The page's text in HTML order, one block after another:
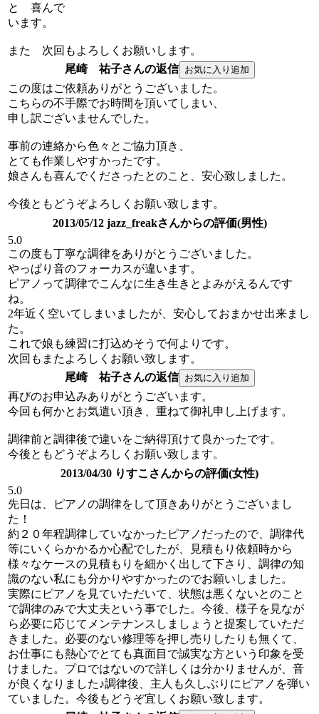
と 喜んで
います。
また 次回もよろしくお願いします。
尾崎 祐子さんの返信
この度はご依頼ありがとうございました。
こちらの不手際でお時間を頂いてしまい、
申し訳ございませんでした。
事前の連絡から色々とご協力頂き、
とても作業しやすかったです。
娘さんも喜んでくださったとのこと、安心致しました。
今後ともどうぞよろしくお願い致します。
2013/05/12 jazz_freakさんからの評価(男性)
5.0
この度も丁寧な調律をありがとうございました。
やっぱり音のフォーカスが違います。
ピアノって調律でこんなに生き生きとよみがえるんです
ね。
2年近く空いてしまいましたが、安心しておまかせ出来まし
た。
これで娘も練習に打込めそうで何よりです。
次回もまたよろしくお願い致します。
尾崎 祐子さんの返信
再びのお申込みありがとうございます。
今回も何かとお気遣い頂き、重ねて御礼申し上げます。
調律前と調律後で違いをご納得頂けて良かったです。
今後ともどうぞよろしくお願い致します。
2013/04/30 りすこさんからの評価(女性)
5.0
先日は、ピアノの調律をして頂きありがとうございまし
た！
約２０年程調律していなかったピアノだったので、調律代
等にいくらかかるか心配でしたが、見積もり依頼時から
様々なケースの見積もりを細かく出して下さり、調律の知
識のない私にも分かりやすかったのでお願いしました。
実際にピアノを見ていただいて、状態は悪くないとのこと
で調律のみで大丈夫という事でした。今後、様子を見なが
ら必要に応じてメンテナンスしましょうと提案していただ
きました。必要のない修理等を押し売りしたりも無くて、
お仕事にも熱心でとても真面目で誠実な方という印象を受
けました。プロではないので詳しくは分かりませんが、音
が良くなりました♪調律後、主人も久しぶりにピアノを弾い
ていました。今後もどうぞ宜しくお願い致します。